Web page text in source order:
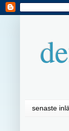
senaste